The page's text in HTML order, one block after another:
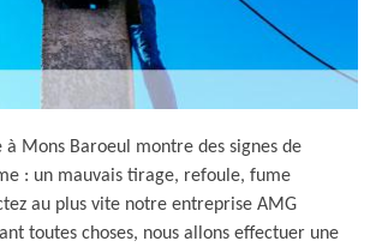
à Mons Baroeul montre des signes de
: un mauvais tirage, refoule, fume
au plus vite notre entreprise AMG
toutes choses, nous allons effectuer une